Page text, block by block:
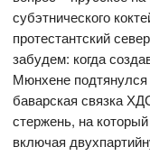
субэтнического
протестантский
забудем: когда
Мюнхене
баварская связка
стержень, на
включая